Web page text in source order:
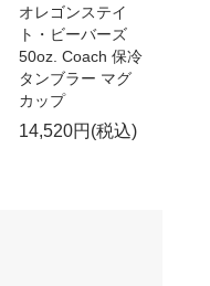
オレゴンステイ
ト・ビーバーズ
50oz. Coach 保冷
タンブラー マグ
カップ
14,520円(税込)